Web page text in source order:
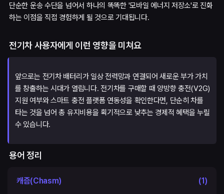
단순한 운송 수단을 넘어서 하나의 똑똑한 '모바일 에너지 저장소'로 진화
하는 이점을 직접 경험하게 될 것으로 기대됩니다.
전기차 사용자에게 이런 영향을 미쳐요
앞으로는 전기차 배터리가 일상 전력망과 연결되어 새로운 부가 가치
를 창출하는 시대가 열립니다. 전기차를 구매할 때 양방향 충전(V2G)
지원 여부와 스마트 충전 플랫폼 연동성을 확인한다면, 단순히 차를
타는 것을 넘어 총 유지비용을 획기적으로 낮추는 경제적 혜택을 누릴
수 있습니다.
용어 정리
캐즘(Chasm) (1)